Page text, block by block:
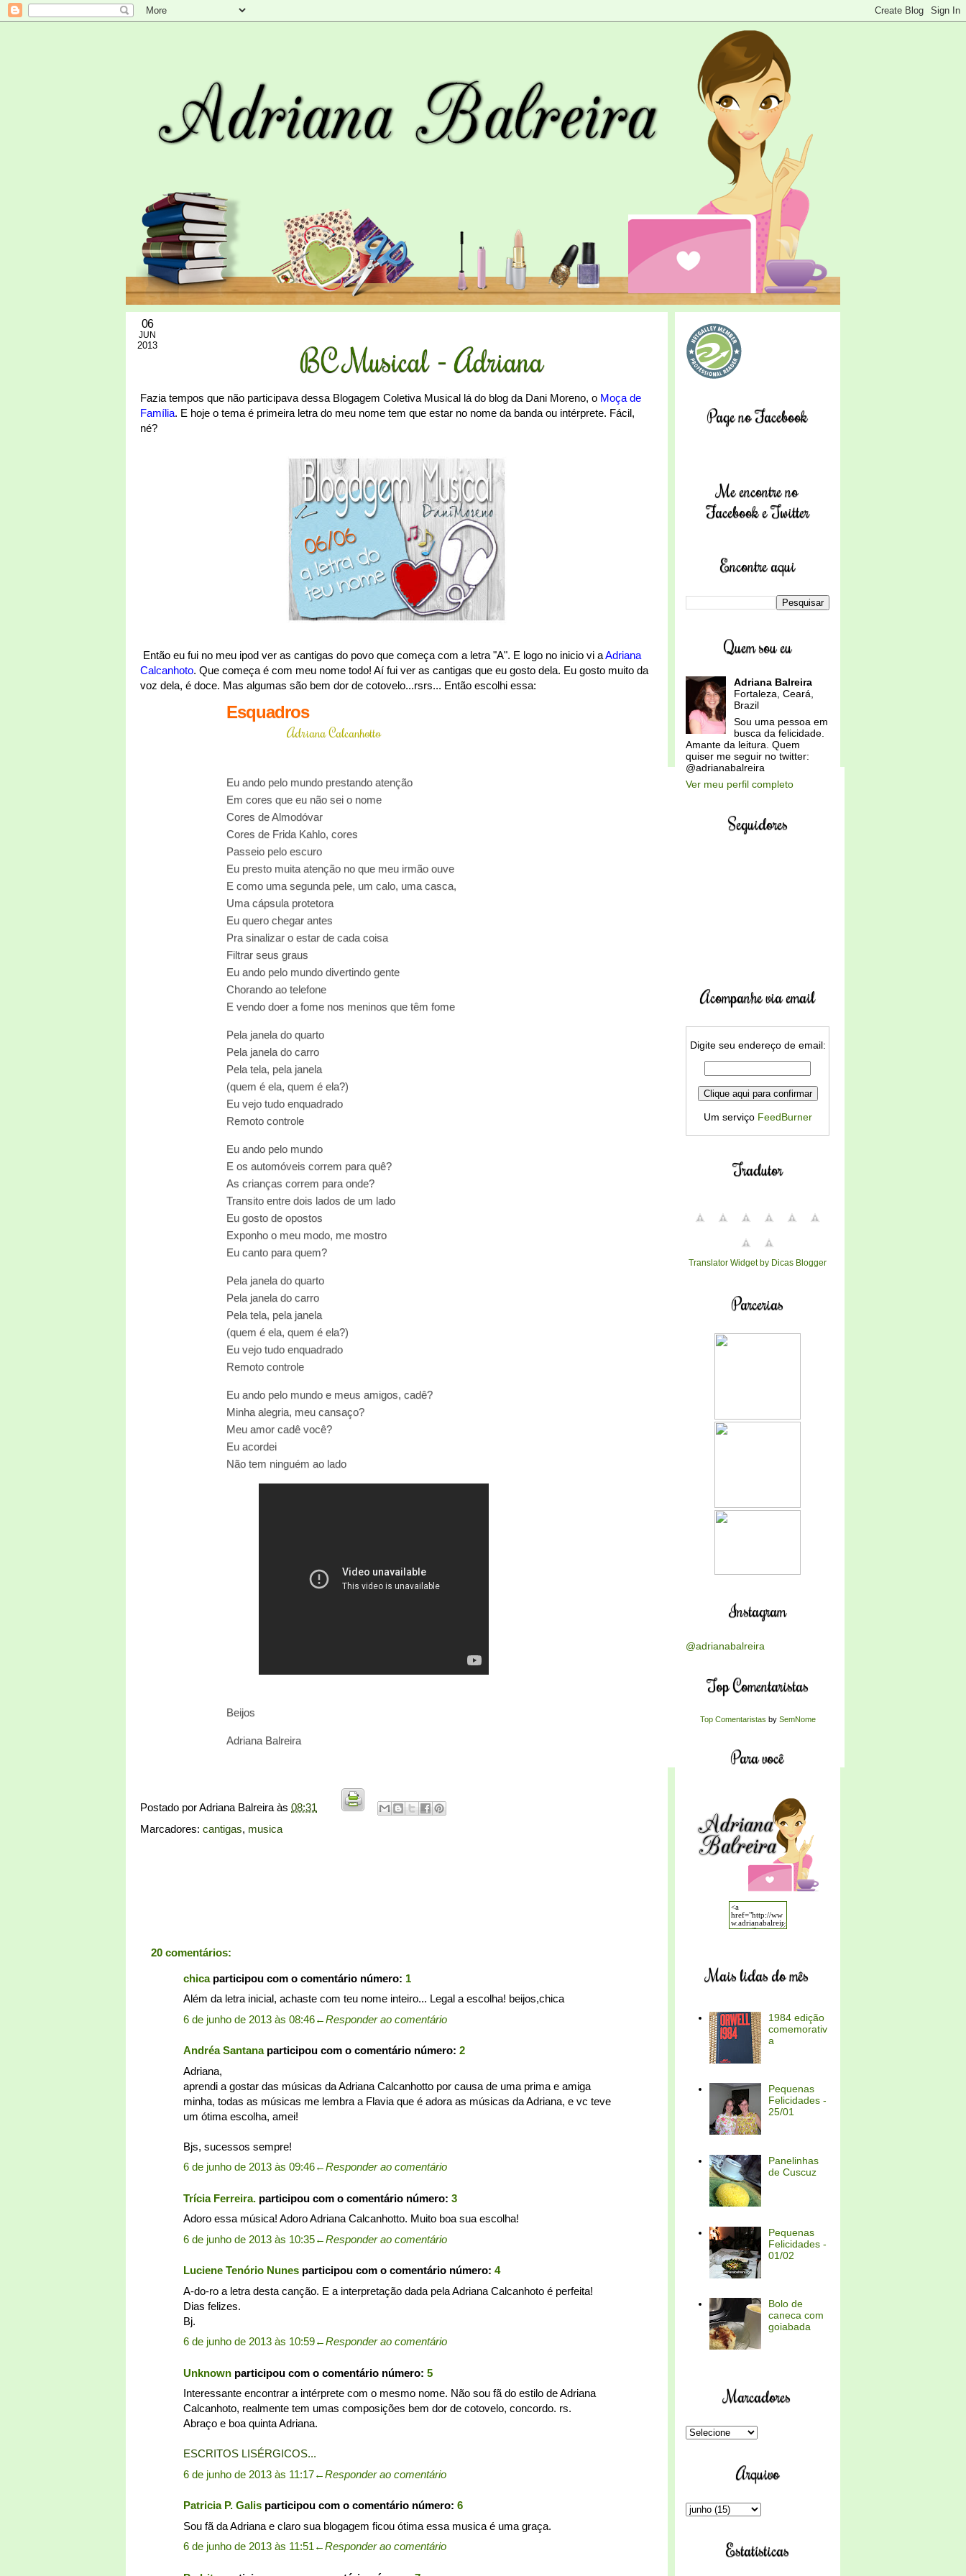
06
JUN
2013 BC Musical - Adriana
Fazia tempos que não participava dessa Blogagem Coletiva Musical lá do blog da Dani Moreno, o Moça de
Família. E hoje o tema é primeira letra do meu nome tem que estar no nome da banda ou intérprete. Fácil,
né?
Então eu fui no meu ipod ver as cantigas do povo que começa com a letra "A". E logo no inicio vi aAdriana
Calcanhoto. Que começa é com meu nome todo! Aí fui ver as cantigas que eu gosto dela. Eu gosto muito da
voz dela, é doce. Mas algumas são bem dor de cotovelo...rsrs... Então escolhi essa:
Esquadros
Adriana Calcanhotto
Eu ando pelo mundo prestando atenção
Em cores que eu não sei o nome
Cores de Almodóvar
Cores de Frida Kahlo, cores
Passeio pelo escuro
Eu presto muita atenção no que meu irmão ouve
E como uma segunda pele, um calo, uma casca,
Uma cápsula protetora
Eu quero chegar antes
Pra sinalizar o estar de cada coisa
Filtrar seus graus
Eu ando pelo mundo divertindo gente
Chorando ao telefone
E vendo doer a fome nos meninos que têm fome
Pela janela do quarto
Pela janela do carro
Pela tela, pela janela
(quem é ela, quem é ela?)
Eu vejo tudo enquadrado
Remoto controle
Eu ando pelo mundo
E os automóveis correm para quê?
As crianças correm para onde?
Transito entre dois lados de um lado
Eu gosto de opostos
Exponho o meu modo, me mostro
Eu canto para quem?
Pela janela do quarto
Pela janela do carro
Pela tela, pela janela
(quem é ela, quem é ela?)
Eu vejo tudo enquadrado
Remoto controle
Eu ando pelo mundo e meus amigos, cadê?
Minha alegria, meu cansaço?
Meu amor cadê você?
Eu acordei
Não tem ninguém ao lado
Beijos
Adriana Balreira
Postado porAdriana Balreira às 08:31
Marcadores: cantigas, musica
20 comentários:
chicaparticipou com o comentário número: 1
Além da letra inicial, achaste com teu nome inteiro... Legal a escolha! beijos,chica
6 de junho de 2013 às 08:46←Responder ao comentário
Andréa Santanaparticipou com o comentário número: 2
Adriana,
aprendi a gostar das músicas da Adriana Calcanhotto por causa de uma prima e amiga
minha, todas as músicas me lembra a Flavia que é adora as músicas da Adriana, e vc teve
um ótima escolha, amei!
Bjs, sucessos sempre!
6 de junho de 2013 às 09:46←Responder ao comentário
Trícia Ferreira. participou com o comentário número: 3
Adoro essa música! Adoro Adriana Calcanhotto. Muito boa sua escolha!
6 de junho de 2013 às 10:35←Responder ao comentário
Luciene Tenório Nunes participou com o comentário número: 4
A-do-ro a letra desta canção. E a interpretação dada pela Adriana Calcanhoto é perfeita!
Dias felizes.
Bj.
6 de junho de 2013 às 10:59←Responder ao comentário
Unknown participou com o comentário número: 5
Interessante encontrar a intérprete com o mesmo nome. Não sou fã do estilo de Adriana
Calcanhoto, realmente tem umas composições bem dor de cotovelo, concordo. rs.
Abraço e boa quinta Adriana.
ESCRITOS LISÉRGICOS...
6 de junho de 2013 às 11:17←Responder ao comentário
Patricia P. Galis participou com o comentário número: 6
Sou fã da Adriana e claro sua blogagem ficou ótima essa musica é uma graça.
6 de junho de 2013 às 11:51 ←Responder ao comentário
Page no Facebook
Me encontre no
Facebook e Twitter
Encontre aqui
Quem sou eu
Adriana Balreira
Fortaleza, Ceará,
Brazil
Sou uma pessoa em
busca da felicidade.
Amante da leitura. Quem
quiser me seguir no twitter:
@adrianabalreira
Ver meu perfil completo
Seguidores
Acompanhe via email
Digite seu endereço de email:
Um serviço FeedBurner
Tradutor
Translator Widget by Dicas Blogger
Parcerias
Instagram
@adrianabalreira
Top Comentaristas
Top Comentaristas by SemNome
Para você
Mais lidas do mês
1984 edição
comemorativ
a
Pequenas
Felicidades -
25/01
Panelinhas
de Cuscuz
Pequenas
Felicidades -
01/02
Bolo de
caneca com
goiabada
Marcadores
Arquivo
Estatísticas